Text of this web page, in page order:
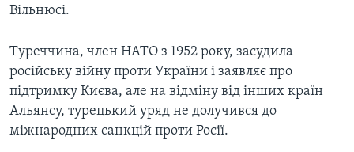
Вільнюсі.
Туреччина, член НАТО з 1952 року, засудила
російську війну проти України і заявляє про
підтримку Києва, але на відміну від інших країн
Альянсу, турецький уряд не долучився до
міжнародних санкцій проти Росії.